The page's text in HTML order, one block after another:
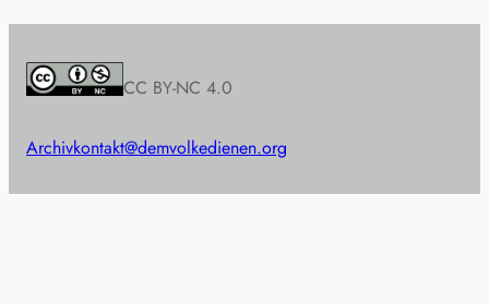
CC BY-NC 4.0
Archivkontakt@demvolkedienen.org